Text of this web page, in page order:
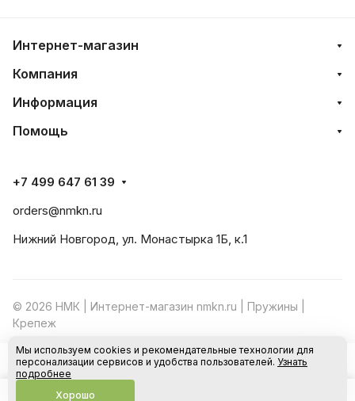
В корзину
Интернет-магазин
Компания
Информация
Помощь
+7 499 647 61 39
orders@nmkn.ru
Нижний Новгород, ул. Монастырка 1Б, к.1
© 2026 НМК | Интернет-магазин nmkn.ru | Пружины |
Крепеж
Конфиденциальность Оферта
Мы используем cookies и рекомендательные технологии для
персонализации сервисов и удобства пользователей. Узнать
подробнее
Хорошо